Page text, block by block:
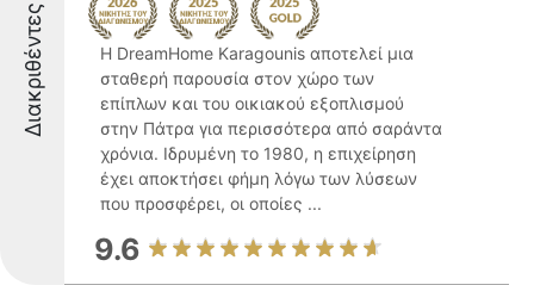
Διακριθέντες
Η DreamHome Karagounis αποτελεί μια
σταθερή παρουσία στον χώρο των
επίπλων και του οικιακού εξοπλισμού
στην Πάτρα για περισσότερα από σαράντα
χρόνια. Ιδρυμένη το 1980, η επιχείρηση
έχει αποκτήσει φήμη λόγω των λύσεων
που προσφέρει, οι οποίες ...
9.6